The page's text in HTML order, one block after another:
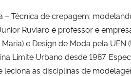
– Técnica de crepagem:
Ruviaro é professor e
e Design de Moda pela
Limite Urbano desde 1987.
leciona as disciplinas de